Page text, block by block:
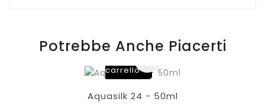
Potrebbe Anche Piacerti
Aggiungi
carrello
Aquasilk 24 - 50ml